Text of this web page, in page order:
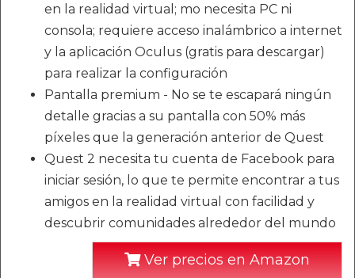
en la realidad virtual; mo necesita PC ni
consola; requiere acceso inalámbrico a internet
y la aplicación Oculus (gratis para descargar)
para realizar la configuración
Pantalla premium - No se te escapará ningún
detalle gracias a su pantalla con 50% más
píxeles que la generación anterior de Quest
Quest 2 necesita tu cuenta de Facebook para
iniciar sesión, lo que te permite encontrar a tus
amigos en la realidad virtual con facilidad y
descubrir comunidades alrededor del mundo
Ver precios en Amazon